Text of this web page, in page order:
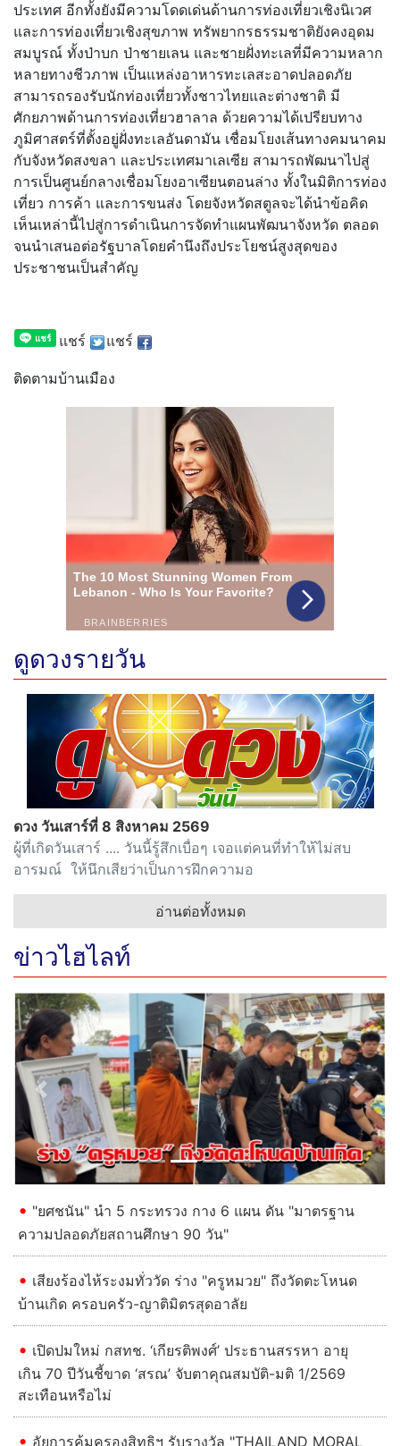
ประเทศ อีกทั้งยังมีความโดดเด่นด้านการท่องเที่ยวเชิงนิเวศ
และการท่องเที่ยวเชิงสุขภาพ ทรัพยากรธรรมชาติยังคงอุดม
สมบูรณ์ ทั้งป่าบก ป่าชายเลน และชายฝั่งทะเลที่มีความหลาก
หลายทางชีวภาพ เป็นแหล่งอาหารทะเลสะอาดปลอดภัย
สามารถรองรับนักท่องเที่ยวทั้งชาวไทยและต่างชาติ มี
ศักยภาพด้านการท่องเที่ยวฮาลาล ด้วยความได้เปรียบทาง
ภูมิศาสตร์ที่ตั้งอยู่ฝั่งทะเลอันดามัน เชื่อมโยงเส้นทางคมนาคม
กับจังหวัดสงขลา และประเทศมาเลเซีย สามารถพัฒนาไปสู่
การเป็นศูนย์กลางเชื่อมโยงอาเซียนตอนล่าง ทั้งในมิติการท่อง
เที่ยว การค้า และการขนส่ง โดยจังหวัดสตูลจะได้นำข้อคิด
เห็นเหล่านี้ไปสู่การดำเนินการจัดทำแผนพัฒนาจังหวัด ตลอด
จนนำเสนอต่อรัฐบาลโดยคำนึงถึงประโยชน์สูงสุดของ
ประชาชนเป็นสำคัญ
แชร์ แชร์
ติดตามบ้านเมือง
ดูดวงรายวัน
ดวง วันเสาร์ที่ 8 สิงหาคม 2569
ผู้ที่เกิดวันเสาร์ .... วันนี้รู้สึกเบื่อๆ เจอแต่คนที่ทำให้ไม่สบ
อารมณ์ ให้นึกเสียว่าเป็นการฝึกความอ
อ่านต่อทั้งหมด
ข่าวไฮไลท์
Previous Next
"ยศชนัน" นำ 5 กระทรวง กาง 6 แผน ดัน "มาตรฐาน
ความปลอดภัยสถานศึกษา 90 วัน"
เสียงร้องไห้ระงมทั่ววัด ร่าง "ครูหมวย" ถึงวัดตะโหนด
บ้านเกิด ครอบครัว-ญาติมิตรสุดอาลัย
เปิดปมใหม่ กสทช. ‘เกียรติพงศ์’ ประธานสรรหา อายุ
เกิน 70 ปีวันชี้ขาด ‘สรณ’ จับตาคุณสมบัติ-มติ 1/2569
สะเทือนหรือไม่
อัยการคุ้มครองสิทธิฯ รับรางวัล "THAILAND MORAL